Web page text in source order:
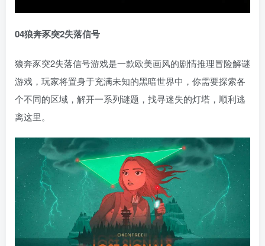
04狼奔豕突2失落信号
狼奔豕突2失落信号游戏是一款欧美画风的剧情推理冒险解谜
游戏，玩家将置身于充满未知的黑暗世界中，你需要探索各
个不同的区域，解开一系列谜题，找寻迷失的灯塔，顺利逃
离这里。